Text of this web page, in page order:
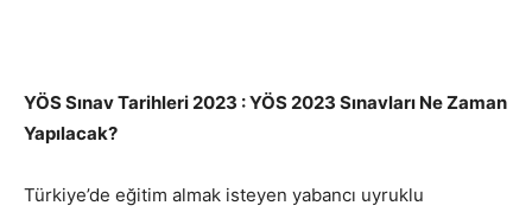
YÖS Sınav Tarihleri 2023 : YÖS 2023 Sınavları Ne Zaman
Yapılacak?
Türkiye’de eğitim almak isteyen yabancı uyruklu